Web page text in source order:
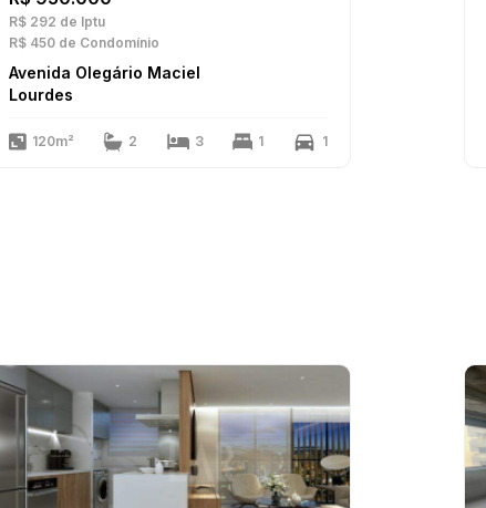
R$ 292 de Iptu
R$ 450 de Condomínio
Avenida Olegário Maciel
Lourdes
120m² 2 3 1 1